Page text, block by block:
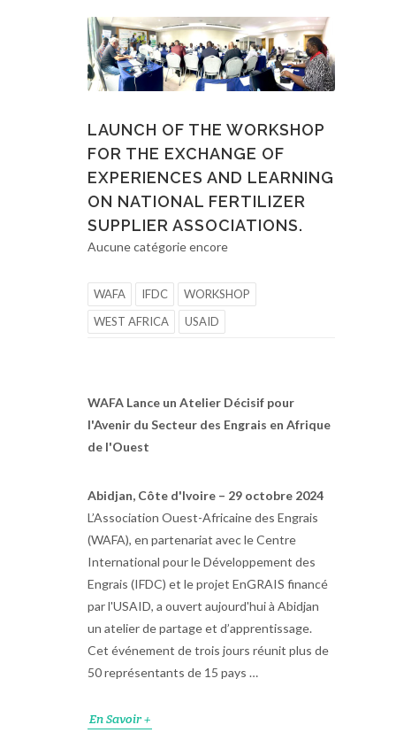
LAUNCH OF THE WORKSHOP
FOR THE EXCHANGE OF
EXPERIENCES AND LEARNING
ON NATIONAL FERTILIZER
SUPPLIER ASSOCIATIONS.
Aucune catégorie encore
WAFA IFDC
WORKSHOP
WEST AFRICA
USAID
WAFA Lance un Atelier Décisif pour
l'Avenir du Secteur des Engrais en Afrique
de l'Ouest
Abidjan, Côte d'Ivoire – 29 octobre 2024
L’Association Ouest-Africaine des Engrais
(WAFA), en partenariat avec le Centre
International pour le Développement des
Engrais (IFDC) et le projet EnGRAIS financé
par l'USAID, a ouvert aujourd'hui à Abidjan
un atelier de partage et d’apprentissage.
Cet événement de trois jours réunit plus de
50 représentants de 15 pays …
En Savoir +